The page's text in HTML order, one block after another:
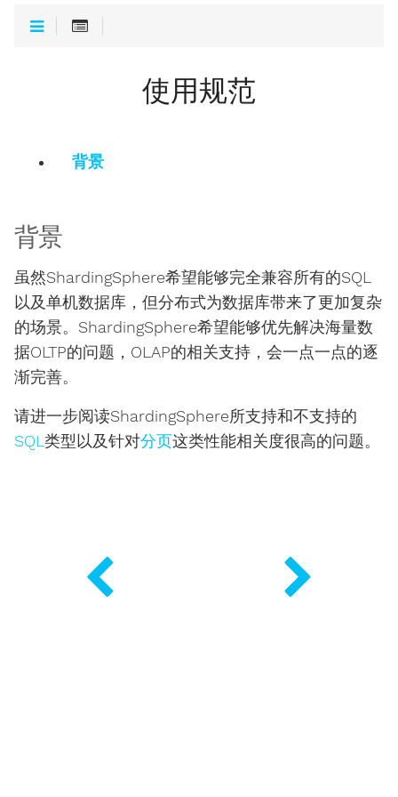
使用规范
背景
背景
虽然ShardingSphere希望能够完全兼容所有的SQL
以及单机数据库，但分布式为数据库带来了更加复杂
的场景。ShardingSphere希望能够优先解决海量数
据OLTP的问题，OLAP的相关支持，会一点一点的逐
渐完善。
请进一步阅读ShardingSphere所支持和不支持的
SQL类型以及针对分页这类性能相关度很高的问题。